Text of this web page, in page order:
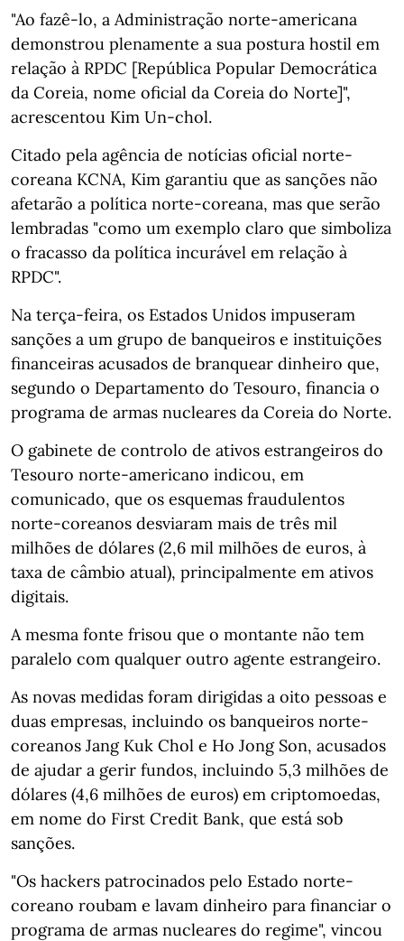
"Ao fazê-lo, a Administração norte-americana
demonstrou plenamente a sua postura hostil em
relação à RPDC [República Popular Democrática
da Coreia, nome oficial da Coreia do Norte]",
acrescentou Kim Un-chol.
Citado pela agência de notícias oficial norte-
coreana KCNA, Kim garantiu que as sanções não
afetarão a política norte-coreana, mas que serão
lembradas "como um exemplo claro que simboliza
o fracasso da política incurável em relação à
RPDC".
Na terça-feira, os Estados Unidos impuseram
sanções a um grupo de banqueiros e instituições
financeiras acusados de branquear dinheiro que,
segundo o Departamento do Tesouro, financia o
programa de armas nucleares da Coreia do Norte.
O gabinete de controlo de ativos estrangeiros do
Tesouro norte-americano indicou, em
comunicado, que os esquemas fraudulentos
norte-coreanos desviaram mais de três mil
milhões de dólares (2,6 mil milhões de euros, à
taxa de câmbio atual), principalmente em ativos
digitais.
A mesma fonte frisou que o montante não tem
paralelo com qualquer outro agente estrangeiro.
As novas medidas foram dirigidas a oito pessoas e
duas empresas, incluindo os banqueiros norte-
coreanos Jang Kuk Chol e Ho Jong Son, acusados
de ajudar a gerir fundos, incluindo 5,3 milhões de
dólares (4,6 milhões de euros) em criptomoedas,
em nome do First Credit Bank, que está sob
sanções.
"Os hackers patrocinados pelo Estado norte-
coreano roubam e lavam dinheiro para financiar o
programa de armas nucleares do regime", vincou